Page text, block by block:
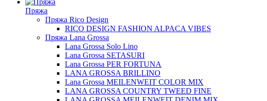
Пряжа
Пряжа Rico Design
RICO DESIGN FASHION ALPACA VIBES
Пряжа Lana Grossa
Lana Grossa Solo Lino
Lana Grossa SETASURI
Lana Grossa PER FORTUNA
LANA GROSSA BRILLINO
Lana Grossa MEILENWEIT COLOR MIX
LANA GROSSA COUNTRY TWEED FINE